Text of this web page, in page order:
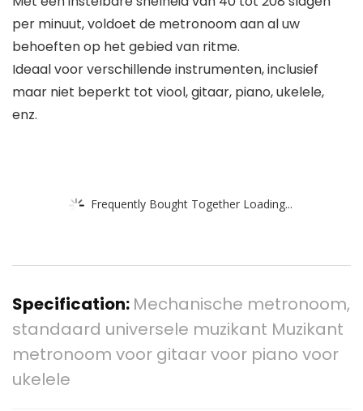
per minuut, voldoet de metronoom aan al uw
behoeften op het gebied van ritme.
Ideaal voor verschillende instrumenten, inclusief
maar niet beperkt tot viool, gitaar, piano, ukelele,
enz.
Frequently Bought Together Loading...
Specification: Mechanische metronoom,
standaard universele muzikant Muzikant
metronoom voor gitaar voor piano voor
ukelele